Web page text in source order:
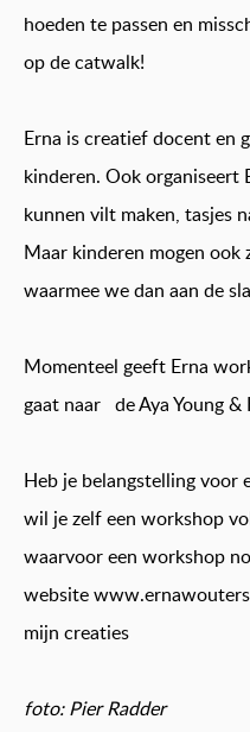
hoeden te passen en
op de catwalk!
Erna is creatief docent en
kinderen. Ook organiseert
kunnen vilt maken, tasjes
Maar kinderen mogen ook
waarmee we dan aan de
Momenteel geeft Erna
gaat naar de Aya Young
Heb je belangstelling voor
wil je zelf een workshop
waarvoor een workshop
website
mijn creaties
foto: Pier Radder